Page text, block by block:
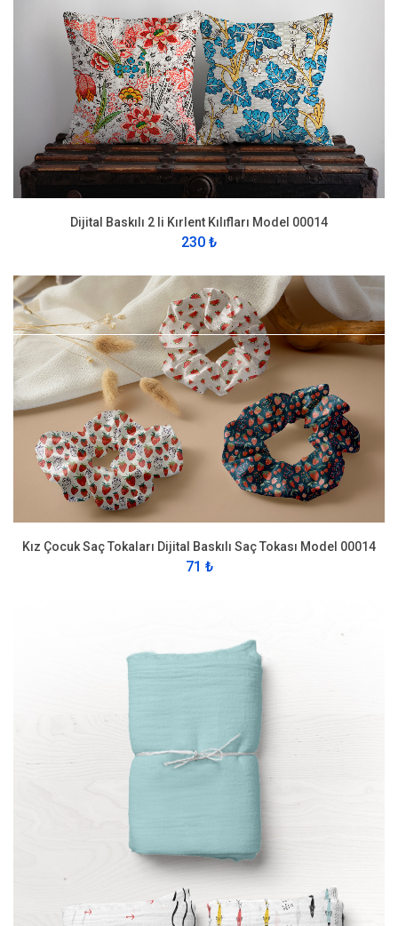
Dijital Baskılı 2 li Kırlent Kılıfları Model 00014
230 ₺
Kız Çocuk Saç Tokaları Dijital Baskılı Saç Tokası Model 00014
71 ₺